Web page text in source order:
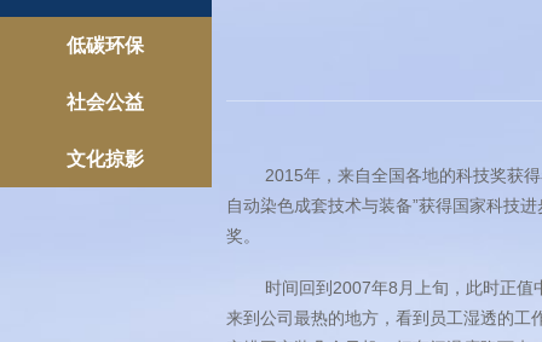
低碳环保
社会公益
文化掠影
2015年，来自全国各地的科技奖获得
自动染色成套技术与装备”获得国家科技
奖。
时间回到2007年8月上旬，此时正值中
来到公司最热的地方，看到员工湿透的工